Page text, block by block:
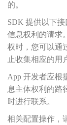
的。
SDK 提供以下
信息权利的请求
权时，您可以通
止收集相应的用
App 开发者应根
息主体权利的路
时进行联系。
相关配置操作，